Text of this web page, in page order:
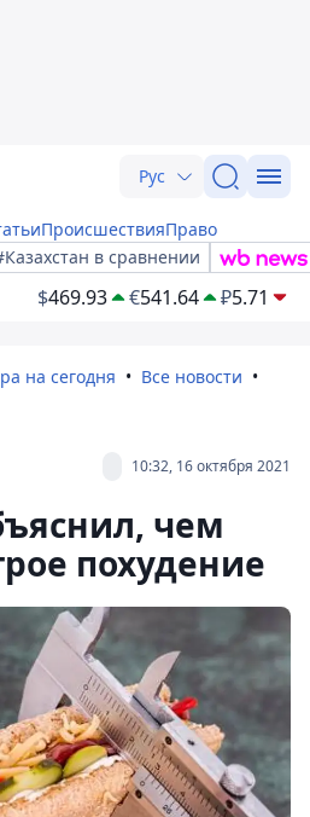
Рус
ПроисшествияПраво
в сравнении
$469.93 €541.64 ₽5.71
на сегодня
Все новости
10:32, 16 октября 2021
чем
похудение